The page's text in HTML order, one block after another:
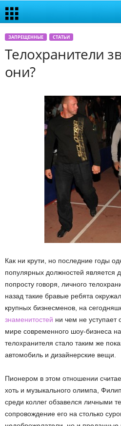
ЗАПРЕЩЕННЫЕ СТАТЬИ
Телохранители
они?
Как ни крути, но последние годы
популярных должностей является
попросту говоря, личного
назад такие бравые ребята
крупных бизнесменов, на
знаменитостей ни чем не уступает
мире современного шоу-бизнеса
телохранителя стало таким же
автомобиль и дизайнерские вещи.
Пионером в этом отношении
хоть и музыкального олимпа,
среди коллег обзавелся личными
сопровождение его на столько